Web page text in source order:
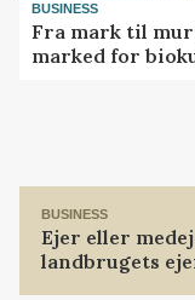
BUSINESS
Fra mark til
marked for
BUSINESS
Ejer eller
landbrugets